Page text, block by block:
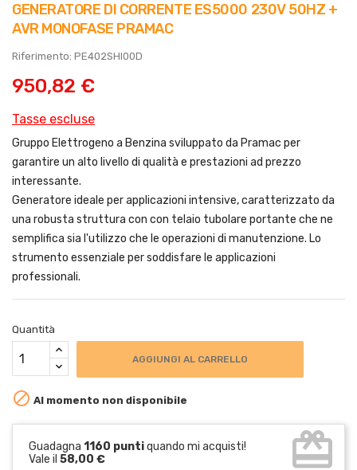
GENERATORE DI CORRENTE ES5000 230V 50HZ +
AVR MONOFASE PRAMAC
Riferimento: PE402SHI00D
950,82 €
Tasse escluse
Gruppo Elettrogeno a Benzina sviluppato da Pramac per
garantire un alto livello di qualità e prestazioni ad prezzo
interessante.
Generatore ideale per applicazioni intensive, caratterizzato da
una robusta struttura con con telaio tubolare portante che ne
semplifica sia l'utilizzo che le operazioni di manutenzione. Lo
strumento essenziale per soddisfare le applicazioni
professionali.
Quantità
AGGIUNGI AL CARRELLO
 Al momento non disponibile
Guadagna 1160 puntiquando mi acquisti!
Vale il 58,00 € card_giftcard